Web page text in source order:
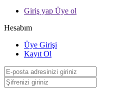
Giriş yap Üye ol
Hesabım
Üye Girişi
Kayıt Ol